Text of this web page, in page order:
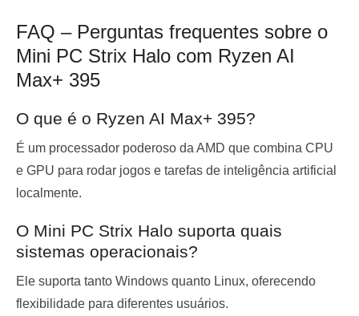
FAQ – Perguntas frequentes sobre o
Mini PC Strix Halo com Ryzen AI
Max+ 395
O que é o Ryzen AI Max+ 395?
É um processador poderoso da AMD que combina CPU
e GPU para rodar jogos e tarefas de inteligência artificial
localmente.
O Mini PC Strix Halo suporta quais
sistemas operacionais?
Ele suporta tanto Windows quanto Linux, oferecendo
flexibilidade para diferentes usuários.